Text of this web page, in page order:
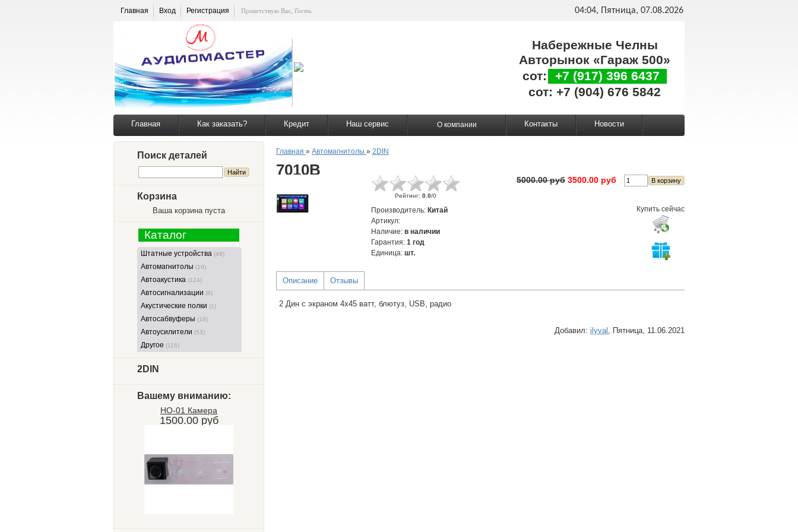
Главная Вход Регистрация Приветствую Вас Гость 04:04, Пятница, 07.08.2026
Набережные Челны
Авторынок «Гараж 500»
сот:
+7 (917) 396 6437
сот: +7 (904) 676 5842
Главная Как заказать? Кредит Наш сервис О компании Контакты Новости
Поиск деталей
Корзина
Ваша корзина пуста
Каталог
Штатные устройства (48)
Автомагнитолы (19)
Автоакустика (124)
Автосигнализации (8)
Акустические полки (1)
Автосабвуферы (18)
Автоусилители (53)
Другое (116)
2DIN
Вашему вниманию:
HO-01 Камера
1500.00 руб
Главная » Автомагнитолы » 2DIN
7010В
Рейтинг: 0.0/0
5000.00 руб 3500.00 руб
Производитель: Китай
Артикул:
Наличие: в наличии
Гарантия: 1 год
Единица: шт.
Купить сейчас
Описание Отзывы
2 Дин с экраном 4х45 ватт, блютуз, USB, радио
Добавил: ilyval , Пятница, 11.06.2021